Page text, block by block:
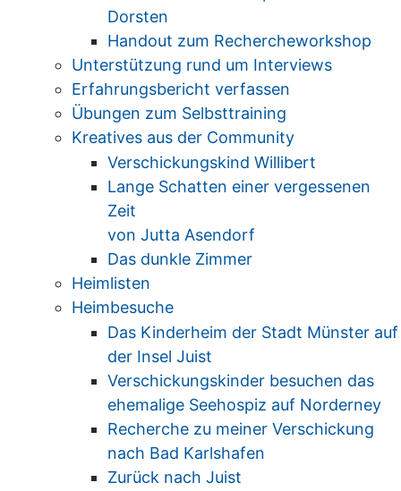
Dorsten
Handout zum Rechercheworkshop
Unterstützung rund um Interviews
Erfahrungsbericht verfassen
Übungen zum Selbsttraining
Kreatives aus der Community
Verschickungskind Willibert
Lange Schatten einer vergessenen
Zeit
von Jutta Asendorf
Das dunkle Zimmer
Heimlisten
Heimbesuche
Das Kinderheim der Stadt Münster auf
der Insel Juist
Verschickungskinder besuchen das
ehemalige Seehospiz auf Norderney
Recherche zu meiner Verschickung
nach Bad Karlshafen
Zurück nach Juist